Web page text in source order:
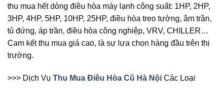
thu mua hết dòng điều hòa máy lạnh công suất: 1HP, 2HP,
3HP, 4HP, 5HP, 10HP, 25HP, điều hòa treo tường, âm trần,
tủ đứng, áp trần, điều hòa công nghiệp, VRV, CHILLER…
Cam kết thu mua giá cao, là sự lựa chọn hàng đầu trên thị
trường.
>>> Dịch Vụ Thu Mua Điều Hòa Cũ Hà Nội Các Loại